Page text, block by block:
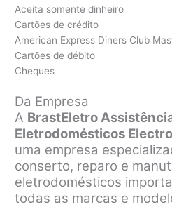
Aceita somente dinheiro
Cartões de crédito
American Express Diners Club
Cartões de débito
Cheques
Da Empresa
A BrastEletro
Eletrodomésticos
uma empresa
conserto, reparo e
eletrodomésticos
todas as marcas e